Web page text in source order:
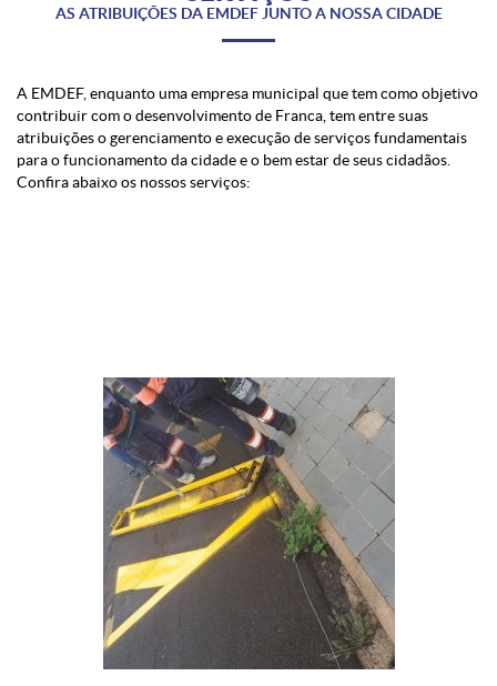
AS ATRIBUIÇÕES DA EMDEF JUNTO A NOSSA CIDADE
A EMDEF, enquanto uma empresa municipal que tem como objetivo
contribuir com o desenvolvimento de Franca, tem entre suas
atribuições o gerenciamento e execução de serviços fundamentais
para o funcionamento da cidade e o bem estar de seus cidadãos.
Confira abaixo os nossos serviços: